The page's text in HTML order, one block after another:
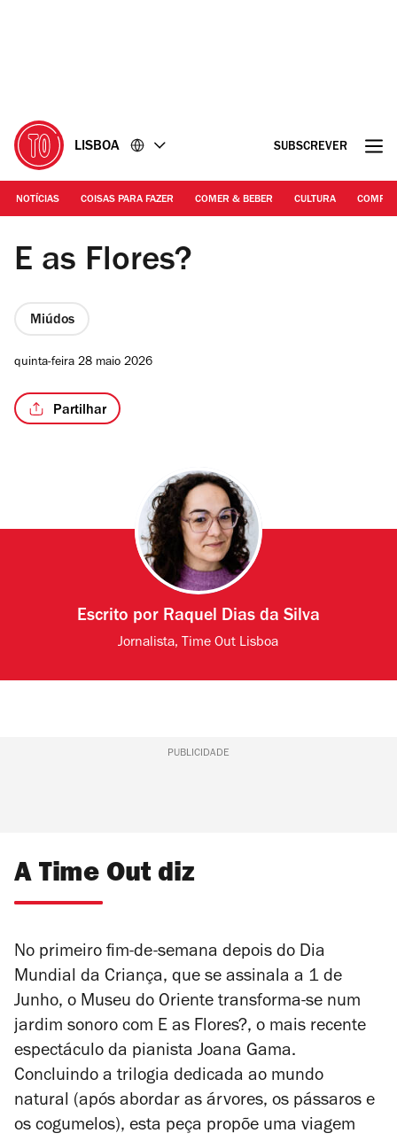
LISBOA SUBSCREVER
NOTÍCIAS COISAS PARA FAZER COMER & BEBER CULTURA
DR | E as Flores?, de Joana Gama
E as Flores?
Miúdos
quinta-feira 28 maio 2026
Partilhar
Escrito por Raquel Dias da Silva
Jornalista, Time Out Lisboa
PUBLICIDADE
A Time Out diz
No primeiro fim-de-semana depois do Dia
Mundial da Criança, que se assinala a 1 de
Junho, o Museu do Oriente transforma-se num
jardim sonoro com E as Flores?, o mais recente
espectáculo da pianista Joana Gama.
Concluindo a trilogia dedicada ao mundo
natural (após abordar as árvores, os pássaros e
os cogumelos), esta peça propõe uma viagem